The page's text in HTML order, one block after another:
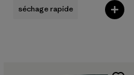
séchage rapide